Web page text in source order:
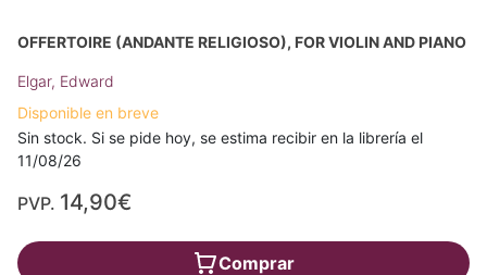
OFFERTOIRE (ANDANTE RELIGIOSO), FOR VIOLIN AND PIANO
Elgar, Edward
Disponible en breve
Sin stock. Si se pide hoy, se estima recibir en la librería el
11/08/26
PVP. 14,90€
Comprar